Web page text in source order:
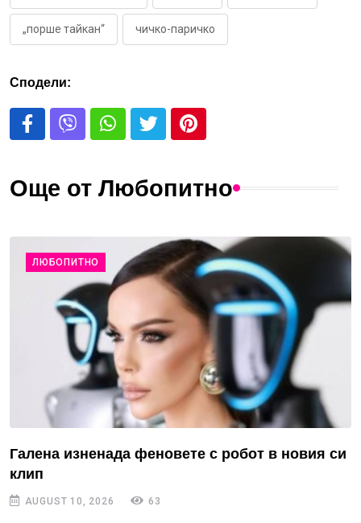
„порше тайкан“ чичко-паричко
Сподели:
Още от Любопитно
ЛЮБОПИТНО
Галена изненада феновете с робот в новия си
клип
AUGUST 10, 2026 63